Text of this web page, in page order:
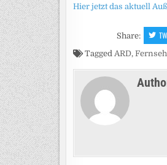
Hier jetzt das aktuell
Share:
Tagged ARD,